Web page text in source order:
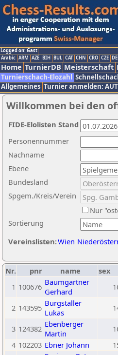
Logged on: Gast
Arabic ARM AZE BIH BUL CAT CHN CRO CZE
Home TurnierDB Meisterschaft
Turnierschach-Elozahl
Allgemeines Turnier anmelden: AUT
Willkommen bei den
Nachname
Ebene
Sortierung
Personennummer
Bundesland
Spgem./Kreis/Verein
Nur
Vereinslisten:Wien
FIDE-Elolisten Stand
Nr. pnr name sex
1 100676 Baumgartner
Gerhard
2 143595 Burgstaller
Lukas
3 124382 Ebenberger
Martin
4 102203 Ebner Johann